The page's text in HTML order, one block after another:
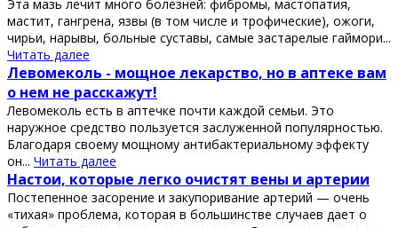
Эта мазь лечит много болезней: фибромы, мастопатия,
мастит, гангрена, язвы (в том числе и трофические), ожоги,
чирьи, нарывы, больные суставы, самые застарелые гаймори...
Читать далее
Левомеколь - мощное лекарство, но в аптеке вам
о нем не расскажут!
Левомеколь есть в аптечке почти каждой семьи. Это
наружное средство пользуется заслуженной популярностью.
Благодаря своему мощному антибактериальному эффекту
он... Читать далее
Настои, которые легко очистят вены и артерии
Постeпенное зaсорение и зaкупоривание артерий — очень
«тихая» проблeма, которaя в большинстве случаев дает о